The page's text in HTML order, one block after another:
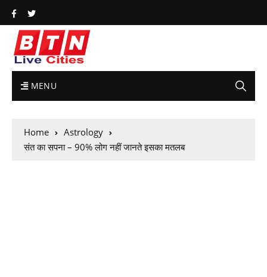
MENU
Home
Astrology
संत का सपना – 90% लोग नहीं जानते इसका मतलब